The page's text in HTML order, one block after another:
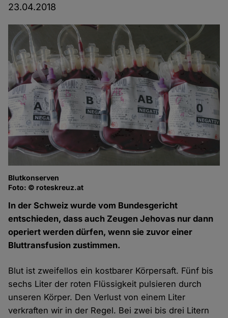
23.04.2018
Blutkonserven
Foto: © roteskreuz.at
In der Schweiz wurde vom Bundesgericht
entschieden, dass auch Zeugen Jehovas nur dann
operiert werden dürfen, wenn sie zuvor einer
Bluttransfusion zustimmen.
Blut ist zweifellos ein kostbarer Körpersaft. Fünf bis
sechs Liter der roten Flüssigkeit pulsieren durch
unseren Körper. Den Verlust von einem Liter
verkraften wir in der Regel. Bei zwei bis drei Litern